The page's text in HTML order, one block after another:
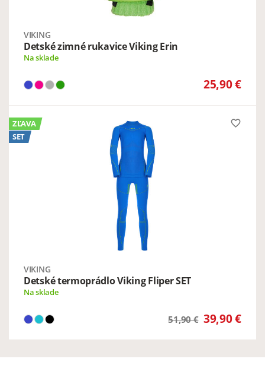
VIKING
Detské zimné rukavice Viking Erin
Na sklade
25,90 €
ZĽAVA
SET
favorite_border
VIKING
Detské termoprádlo Viking Fliper SET
Na sklade
51,90 € 39,90 €